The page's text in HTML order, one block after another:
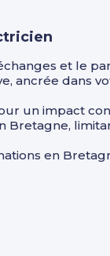
et le
ancrée dans
un impact
Bretagne,
en